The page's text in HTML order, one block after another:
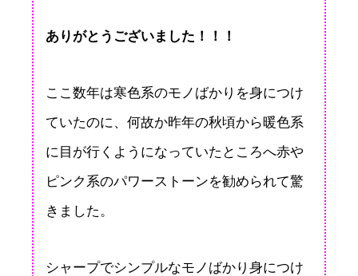
ありがとうございました！！！
ここ数年は寒色系のモノばかりを身につけ
ていたのに、何故か昨年の秋頃から暖色系
に目が行くようになっていたところへ赤や
ピンク系のパワーストーンを勧められて驚
きました。
シャープでシンプルなモノばかり身につけ